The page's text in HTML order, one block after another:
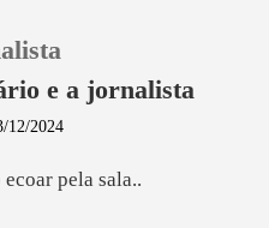
e a jornalista
12/2024